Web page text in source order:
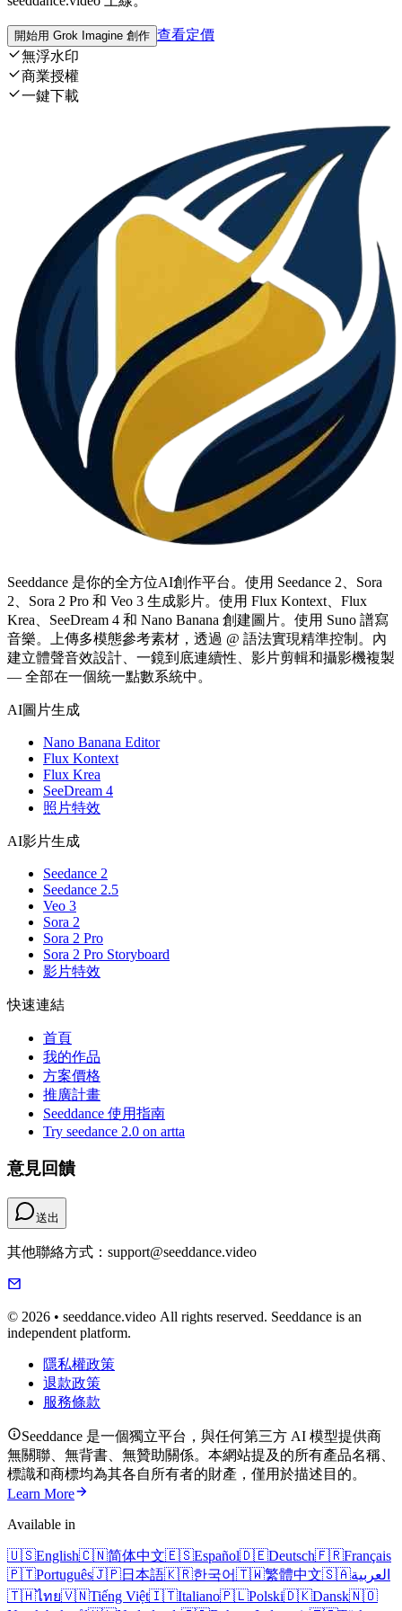
開始用 Grok Imagine 創作 查看定價
無浮水印
商業授權
一鍵下載
Seeddance 是你的全方位AI創作平台。使用 Seedance 2、Sora
2、Sora 2 Pro 和 Veo 3 生成影片。使用 Flux Kontext、Flux
Krea、SeeDream 4 和 Nano Banana 創建圖片。使用 Suno 譜寫
音樂。上傳多模態參考素材，透過 @ 語法實現精準控制。內
建立體聲音效設計、一鏡到底連續性、影片剪輯和攝影機複製
— 全部在一個統一點數系統中。
AI圖片生成
Nano Banana Editor
Flux Kontext
Flux Krea
SeeDream 4
照片特效
AI影片生成
Seedance 2
Seedance 2.5
Veo 3
Sora 2
Sora 2 Pro
Sora 2 Pro Storyboard
影片特效
快速連結
首頁
我的作品
方案價格
推廣計畫
Seeddance 使用指南
Try seedance 2.0 on artta
意見回饋
送出
其他聯絡方式：support@seeddance.video
© 2026 • seeddance.video All rights reserved. Seeddance is an
independent platform.
隱私權政策
退款政策
服務條款
Seeddance 是一個獨立平台，與任何第三方 AI 模型提供商
無關聯、無背書、無贊助關係。本網站提及的所有產品名稱、
標識和商標均為其各自所有者的財產，僅用於描述目的。
Learn More
Available in
🇺🇸English🇨🇳简体中文🇪🇸Español🇩🇪Deutsch🇫🇷Français
🇵🇹Português🇯🇵日本語🇰🇷한국어🇹🇼繁體中文🇸🇦العربية
🇹🇭ไทย🇻🇳Tiếng Việt🇮🇹Italiano🇵🇱Polski🇩🇰Dansk🇳🇴